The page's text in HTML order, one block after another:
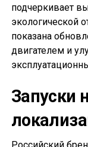
подчеркивает
экологической
показана
двигателем и
Запуски